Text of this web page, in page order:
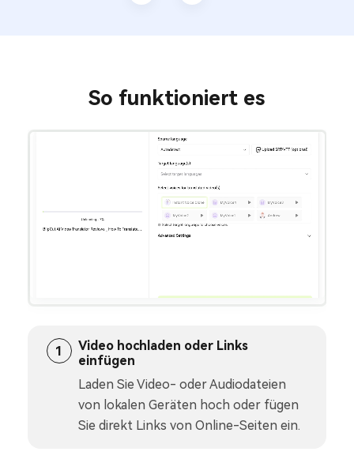
So funktioniert es
1
Video hochladen oder Links
einfügen
Laden Sie Video- oder Audiodateien
von lokalen Geräten hoch oder fügen
Sie direkt Links von Online-Seiten ein.